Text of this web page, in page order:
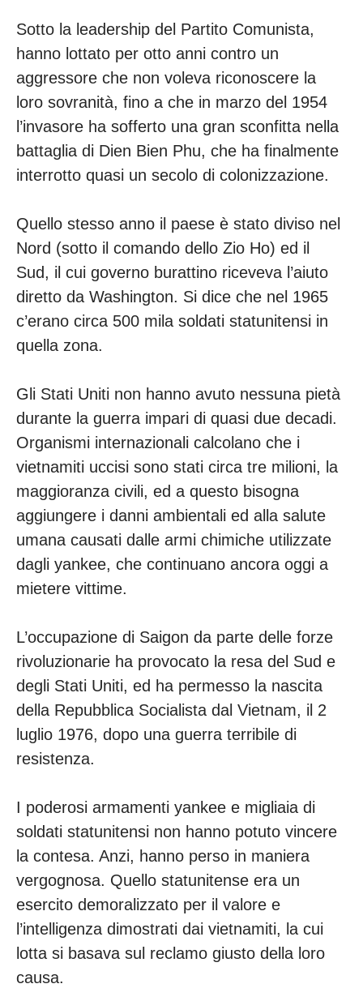
Sotto la leadership del Partito Comunista,
hanno lottato per otto anni contro un
aggressore che non voleva riconoscere la
loro sovranità, fino a che in marzo del 1954
l’invasore ha sofferto una gran sconfitta nella
battaglia di Dien Bien Phu, che ha finalmente
interrotto quasi un secolo di colonizzazione.
Quello stesso anno il paese è stato diviso nel
Nord (sotto il comando dello Zio Ho) ed il
Sud, il cui governo burattino riceveva l’aiuto
diretto da Washington. Si dice che nel 1965
c’erano circa 500 mila soldati statunitensi in
quella zona.
Gli Stati Uniti non hanno avuto nessuna pietà
durante la guerra impari di quasi due decadi.
Organismi internazionali calcolano che i
vietnamiti uccisi sono stati circa tre milioni, la
maggioranza civili, ed a questo bisogna
aggiungere i danni ambientali ed alla salute
umana causati dalle armi chimiche utilizzate
dagli yankee, che continuano ancora oggi a
mietere vittime.
L’occupazione di Saigon da parte delle forze
rivoluzionarie ha provocato la resa del Sud e
degli Stati Uniti, ed ha permesso la nascita
della Repubblica Socialista dal Vietnam, il 2
luglio 1976, dopo una guerra terribile di
resistenza.
I poderosi armamenti yankee e migliaia di
soldati statunitensi non hanno potuto vincere
la contesa. Anzi, hanno perso in maniera
vergognosa. Quello statunitense era un
esercito demoralizzato per il valore e
l’intelligenza dimostrati dai vietnamiti, la cui
lotta si basava sul reclamo giusto della loro
causa.